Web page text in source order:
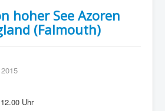
hoher See Azoren
(Falmouth)
Uhr